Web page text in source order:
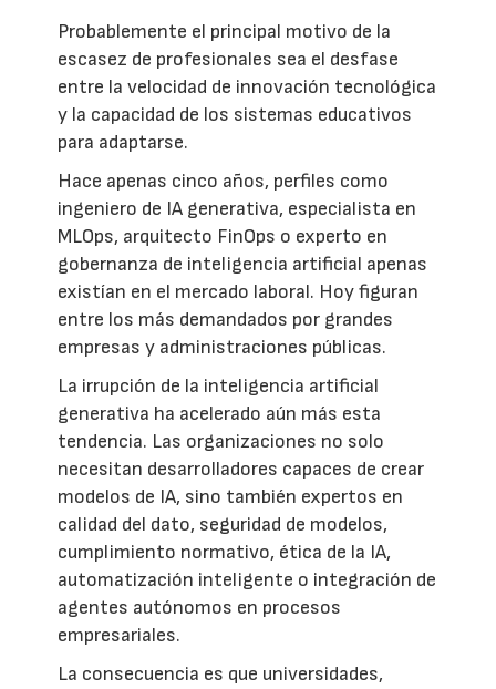
Probablemente el principal motivo de la
escasez de profesionales sea el desfase
entre la velocidad de innovación tecnológica
y la capacidad de los sistemas educativos
para adaptarse.
Hace apenas cinco años, perfiles como
ingeniero de IA generativa, especialista en
MLOps, arquitecto FinOps o experto en
gobernanza de inteligencia artificial apenas
existían en el mercado laboral. Hoy figuran
entre los más demandados por grandes
empresas y administraciones públicas.
La irrupción de la inteligencia artificial
generativa ha acelerado aún más esta
tendencia. Las organizaciones no solo
necesitan desarrolladores capaces de crear
modelos de IA, sino también expertos en
calidad del dato, seguridad de modelos,
cumplimiento normativo, ética de la IA,
automatización inteligente o integración de
agentes autónomos en procesos
empresariales.
La consecuencia es que universidades,